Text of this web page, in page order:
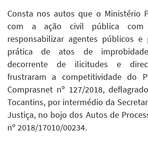
Consta nos autos que o Ministério
com a ação civil pública
responsabilizar agentes públicos e
prática de atos de improbidade
decorrente de ilicitudes e
frustraram a competitividade do
Comprasnet nº 127/2018,
Tocantins, por intermédio da
Justiça, no bojo dos Autos de
nº 2018/17010/00234.